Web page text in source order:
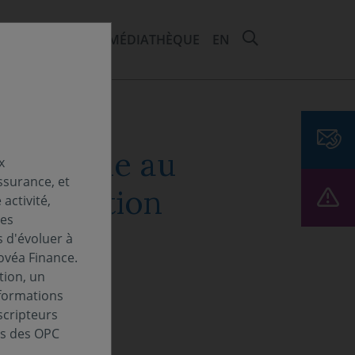
MÉDIATHÈQUE EN
au
et
activité,
d'évoluer à
Finance.
un
des OPC